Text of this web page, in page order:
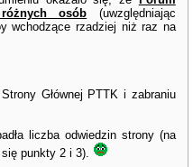
osób (uwzględniając
wchodzące rzadziej niż raz na
Głównej PTTK i zabraniu
liczba odwiedzin strony (na
punkty 2 i 3).